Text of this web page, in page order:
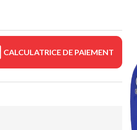
CALCULATRICE DE PAIEMENT